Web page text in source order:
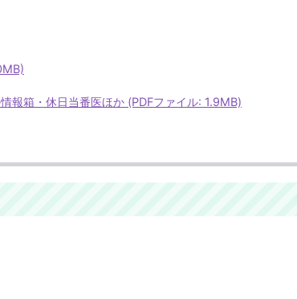
報箱・休日当番医ほか (PDFファイル: 1.9MB)